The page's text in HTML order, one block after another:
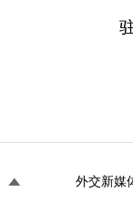
外交新媒